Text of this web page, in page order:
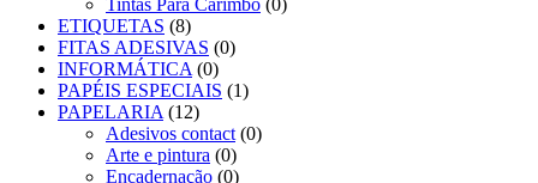
Tintas Para Carimbo (0)
ETIQUETAS (8)
FITAS ADESIVAS (0)
INFORMÁTICA (0)
PAPÉIS ESPECIAIS (1)
PAPELARIA (12)
Adesivos contact (0)
Arte e pintura (0)
Encadernação (0)